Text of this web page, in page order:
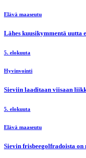
Elävä maaseutu
Lähes kuusikymmentä uutta
5. elokuuta
Hyvinvointi
Sieviin laaditaan viisaan
5. elokuuta
Elävä maaseutu
Sievin frisbeegolfradoista on